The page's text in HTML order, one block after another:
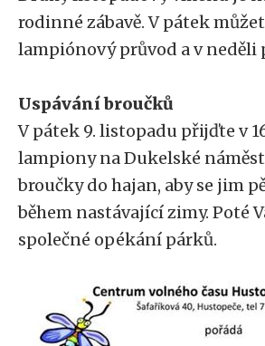
rodinné zábavě. V pátek
lampiónový průvod a v neděli
Uspávání broučků
V pátek 9. listopadu přijďte v
lampiony na Dukelské
broučky do hajan, aby se jim
během nastávající zimy. Poté
společné opékání párků.